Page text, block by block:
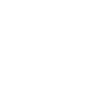
maintain our
personalized content and
profile, enable you to share
ensure the proper functioning
can still continue your
please note that some of the
or inaccessible if you refuse